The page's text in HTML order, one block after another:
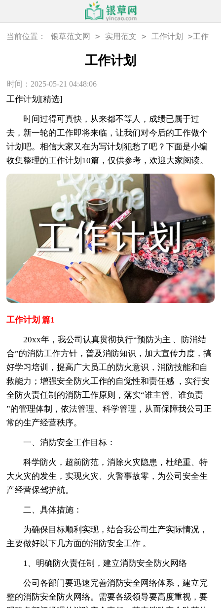
当前位置： 银草范文网 > 实用范文 > 工作计划 >工作
工作计划
时间：2025-05-21 04:48:06
工作计划[精选]
时间过得可真快，从来都不等人，成绩已属于过
去，新一轮的工作即将来临，让我们对今后的工作做个
计划吧。相信大家又在为写计划犯愁了吧？下面是小编
收集整理的工作计划10篇，仅供参考，欢迎大家阅读。
工作计划 篇1
20xx年，我公司认真贯彻执行“预防为主 、防消结
合”的消防工作方针，普及消防知识，加大宣传力度，搞
好学习培训，提高广大员工的防火意识，消防技能和自
救能力；增强安全防火工作的自觉性和责任感 ，实行安
全防火责任制的消防工作原则，落实“谁主管、谁负责
”的管理体制，依法管理、科学管理，从而保障我公司正
常的生产经营秩序。
一、消防安全工作目标：
科学防火，超前防范，消除火灾隐患，杜绝重、特
大火灾的发生，实现火灾、火警事故零，为公司安全生
产经营保驾护航。
二、具体措施：
为确保目标顺利实现，结合我公司生产实际情况，
主要做好以下几方面的消防安全工作 。
1、明确防火责任制，建立消防安全防火网络
公司各部门要迅速完善消防安全网络体系，建立完
整的消防安全防火网络。需要各级领导要高度重视，要